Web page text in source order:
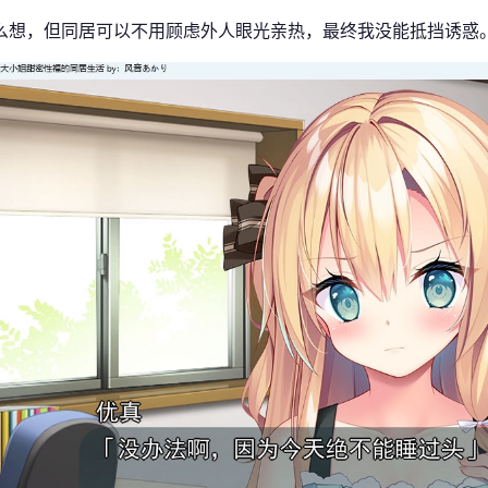
想，但同居可以不用顾虑外人眼光亲热，最终我没能抵挡诱惑